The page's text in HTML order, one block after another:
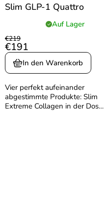
Slim GLP-1 Quattro
durchschnittliche
Produktbewertung
ist
5,0
von
5
Sternen.
Auf Lager
€219
€191
In den Warenkorb
Vier perfekt aufeinander
abgestimmte Produkte: Slim
Extreme Collagen in der Dose